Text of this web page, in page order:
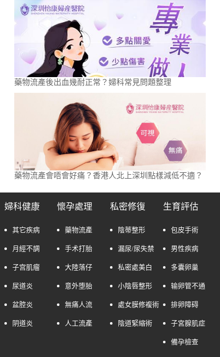
藥物流產後出血幾耐正常？婦科常見問題整理
藥物流產會唔會好痛？香港人北上深圳點樣減低不適？
婦科健康
其它疾病
月經不調
子宫肌瘤
尿道炎
盆腔炎
阴道炎
懷孕處理
藥物流產
手术打胎
大陸落仔
意外堕胎
無痛人流
人工流產
私密修復
陰蒂整形
漏尿/尿失禁
私密處美白
小陰唇整形
處女膜修複術
陰道緊縮術
生育評估
包皮手術
男性疾病
多囊卵巢
输卵管不通
排卵障碍
子宮腺肌症
備孕檢查